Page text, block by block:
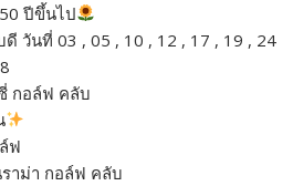
ปีขึ้นไป
วันที่ 03 , 05 , 10 , 12 , 17 , 19 , 24
กอล์ฟ คลับ
ฟ
าม่า กอล์ฟ คลับ